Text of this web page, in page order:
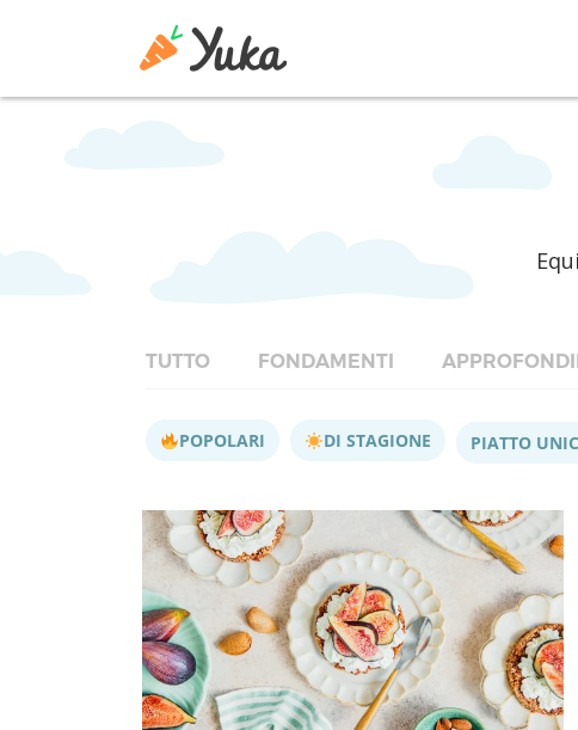
TUTTO FONDAMENTI
POPOLARI DI STAGIONE PIATTO